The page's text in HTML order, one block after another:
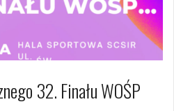
32. Finału WOŚP